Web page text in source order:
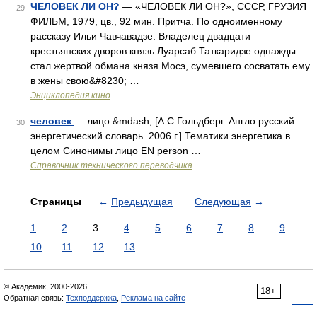
29 ЧЕЛОВЕК ЛИ ОН? — «ЧЕЛОВЕК ЛИ ОН?», СССР, ГРУЗИЯ
ФИЛЬМ, 1979, цв., 92 мин. Притча. По одноименному
рассказу Ильи Чавчавадзе. Владелец двадцати
крестьянских дворов князь Луарсаб Таткаридзе однажды
стал жертвой обмана князя Мосэ, сумевшего сосватать ему
в жены свою&#8230; …
Энциклопедия кино
30 человек — лицо &mdash; [А.С.Гольдберг. Англо русский
энергетический словарь. 2006 г.] Тематики энергетика в
целом Синонимы лицо EN person …
Справочник технического переводчика
Страницы ← Предыдущая Следующая →
1 2 3 4 5 6 7 8
9
10
11 12 13
18+
© Академик, 2000-2026
Обратная связь: Техподдержка Реклама на сайте